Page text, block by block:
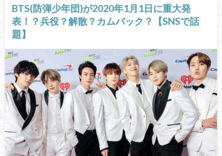
BTS(防弾少年団)が2020年1月1日に重大発
表！？兵役？解散？カムバック？【SNSで話
題】